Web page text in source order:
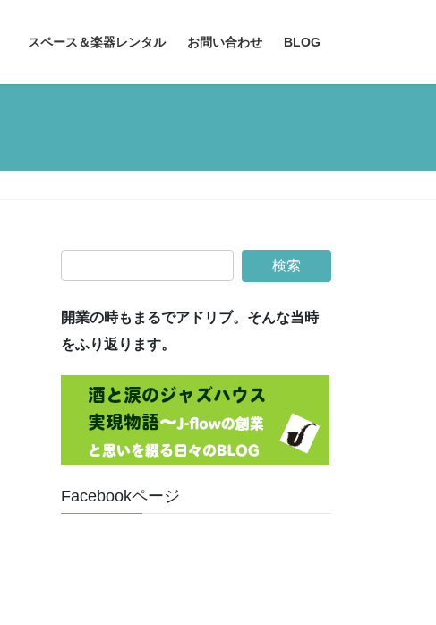
スペース＆楽器レンタル お問い合わせ BLOG
開業の時もまるでアドリブ。そんな当時
をふり返ります。
Facebookページ